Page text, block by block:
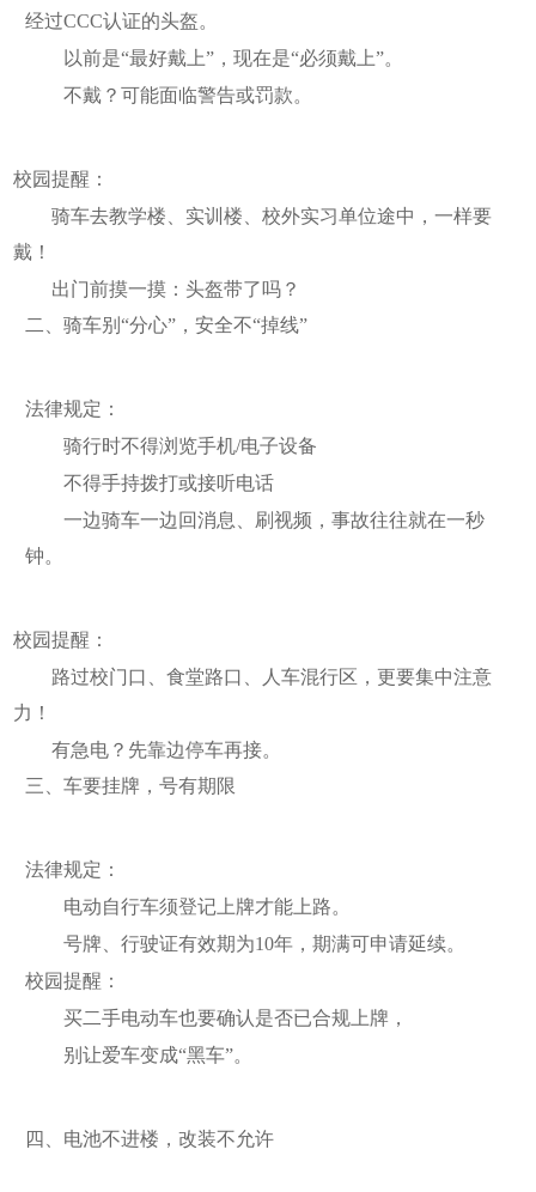
经过CCC认证的头盔。
以前是“最好戴上”，现在是“必须戴上”。
不戴？可能面临警告或罚款。
校园提醒：
骑车去教学楼、实训楼、校外实习单位途中，一样要
戴！
出门前摸一摸：头盔带了吗？
二、骑车别“分心”，安全不“掉线”
法律规定：
骑行时不得浏览手机/电子设备
不得手持拨打或接听电话
一边骑车一边回消息、刷视频，事故往往就在一秒
钟。
校园提醒：
路过校门口、食堂路口、人车混行区，更要集中注意
力！
有急电？先靠边停车再接。
三、车要挂牌，号有期限
法律规定：
电动自行车须登记上牌才能上路。
号牌、行驶证有效期为10年，期满可申请延续。
校园提醒：
买二手电动车也要确认是否已合规上牌，
别让爱车变成“黑车”。
四、电池不进楼，改装不允许